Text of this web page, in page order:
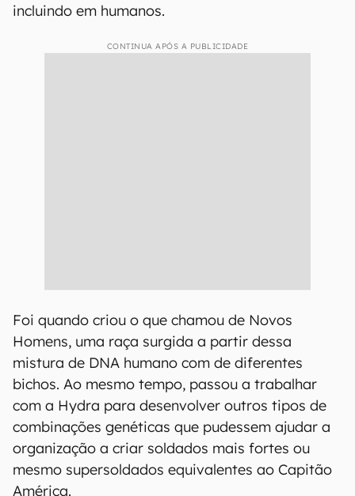
incluindo em humanos.
CONTINUA APÓS A PUBLICIDADE
Foi quando criou o que chamou de Novos
Homens, uma raça surgida a partir dessa
mistura de DNA humano com de diferentes
bichos. Ao mesmo tempo, passou a trabalhar
com a Hydra para desenvolver outros tipos de
combinações genéticas que pudessem ajudar a
organização a criar soldados mais fortes ou
mesmo supersoldados equivalentes ao Capitão
América.